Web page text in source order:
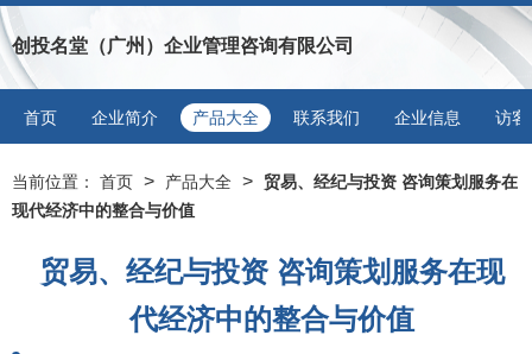
创投名堂（广州）企业管理咨询有限公司
首页 企业简介 产品大全 联系我们 企业信息 访客
当前位置： 首页 > 产品大全 >
贸易、经纪与投资 咨询策划服务在
现代经济中的整合与价值
贸易、经纪与投资 咨询策划服务在现
代经济中的整合与价值